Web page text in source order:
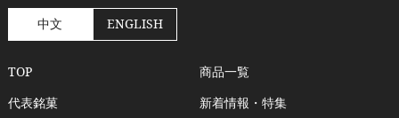
中文 ENGLISH
TOP
代表銘菓
商品一覧
新着情報・特集